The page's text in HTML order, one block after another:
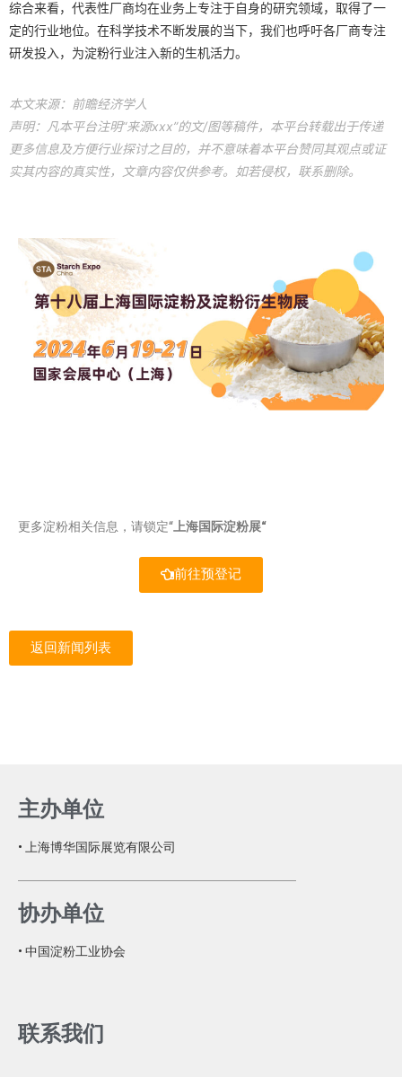
综合来看，代表性厂商均在业务上专注于自身的研究领域，取得了一
定的行业地位。在科学技术不断发展的当下，我们也呼吁各厂商专注
研发投入，为淀粉行业注入新的生机活力。
本文来源：前瞻经济学人
声明：凡本平台注明“来源xxx”的文/图等稿件，本平台转载出于传递
更多信息及方便行业探讨之目的，并不意味着本平台赞同其观点或证
实其内容的真实性，文章内容仅供参考。如若侵权，联系删除。
更多淀粉相关信息，请锁定“上海国际淀粉展“
前往预登记
返回新闻列表
主办单位
• 上海博华国际展览有限公司
协办单位
• 中国淀粉工业协会
联系我们